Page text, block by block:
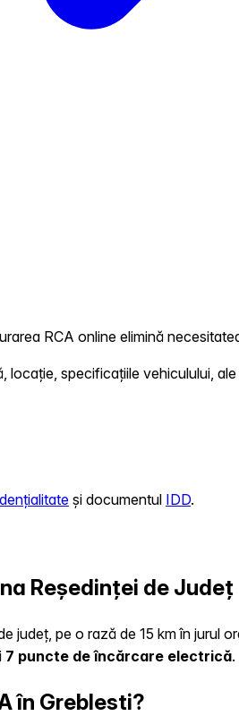
RCA online elimină
locație, specificațiile vehiculului,
și documentul IDD.
Reședinței de Județ
județ, pe o rază de 15 km în jurul
7 puncte de încărcare electrică.
în Greblesti?